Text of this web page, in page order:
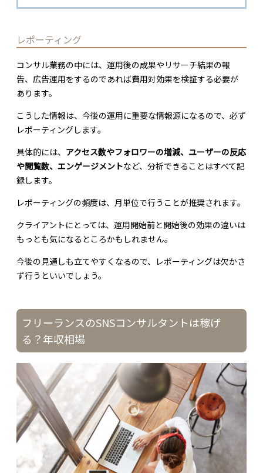
レポーティング
コンサル業務の中には、運用後の成果やリサーチ結果の報
告、広告運用をするのであれば費用対効果を検証する必要が
あります。
こうした情報は、今後の運用に重要な情報源になるので、必ず
レポーティングします。
具体的には、 アクセス数やフォロワーの増減、ユーザーの反応
や閲覧数、エンゲージメントなど、分析できることはすべて記
録します。
レポーティングの頻度は、月単位で行うことが推奨されます。
クライアントにとっては、運用開始前と開始後の効果の違いは
もっとも気になるところかもしれません。
今後の見通しも立てやすくなるので、レポーティングは欠かさ
ず行うといいでしょう。
フリーランスのSNSコンサルタントは稼げ
る？年収相場